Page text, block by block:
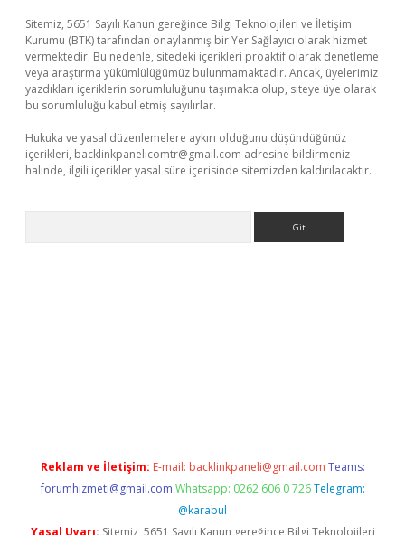
Sitemiz, 5651 Sayılı Kanun gereğince Bilgi Teknolojileri ve İletişim
Kurumu (BTK) tarafından onaylanmış bir Yer Sağlayıcı olarak hizmet
vermektedir. Bu nedenle, sitedeki içerikleri proaktif olarak denetleme
veya araştırma yükümlülüğümüz bulunmamaktadır. Ancak, üyelerimiz
yazdıkları içeriklerin sorumluluğunu taşımakta olup, siteye üye olarak
bu sorumluluğu kabul etmiş sayılırlar.
Hukuka ve yasal düzenlemelere aykırı olduğunu düşündüğünüz
içerikleri, backlinkpanelicomtr@gmail.com adresine bildirmeniz
halinde, ilgili içerikler yasal süre içerisinde sitemizden kaldırılacaktır.
Reklam ve İletişim: E-mail: backlinkpaneli@gmail.com Teams:
forumhizmeti@gmail.com Whatsapp: 0262 606 0 726 Telegram:
@karabul
Yasal Uyarı: Sitemiz, 5651 Sayılı Kanun gereğince Bilgi Teknolojileri